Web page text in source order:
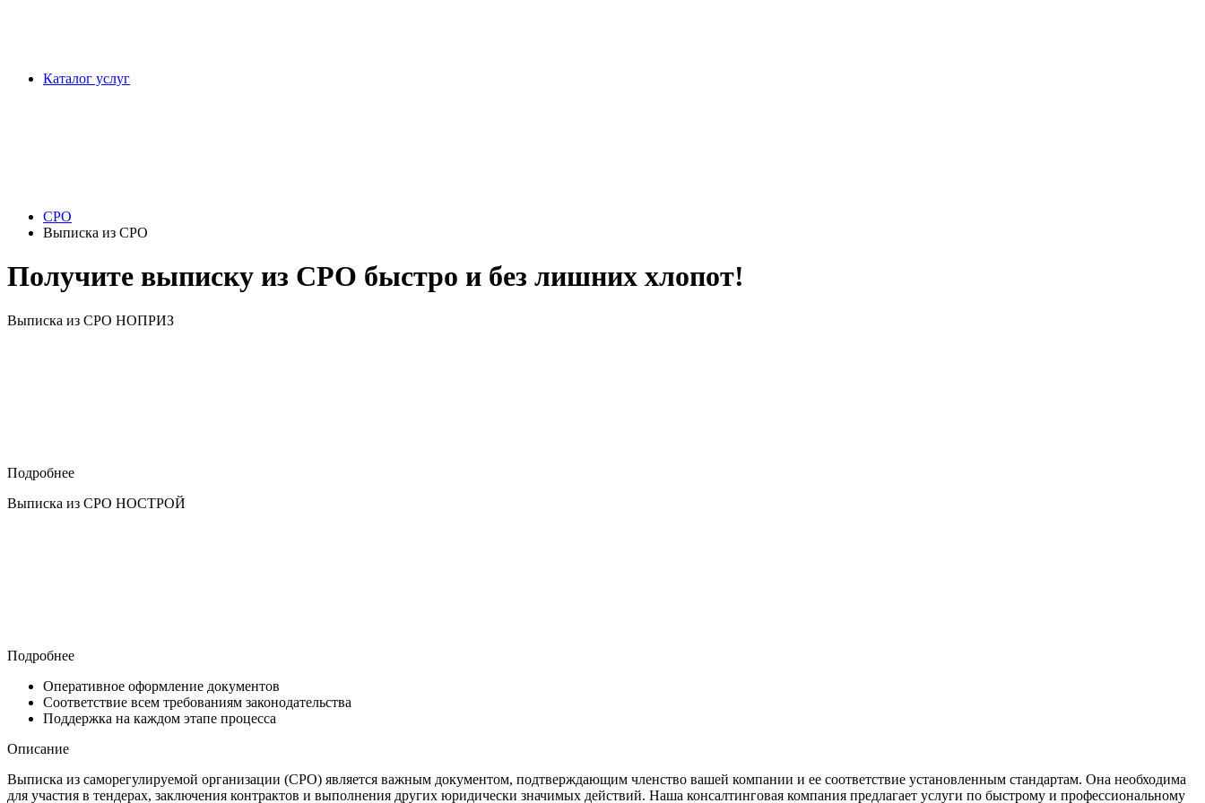
Каталог услуг
СРО
Выписка из СРО
Получите выписку из СРО быстро и без лишних хлопот!
Выписка из СРО НОПРИЗ
Подробнее
Выписка из СРО НОСТРОЙ
Подробнее
Оперативное оформление документов
Соответствие всем требованиям законодательства
Поддержка на каждом этапе процесса
Описание
Выписка из саморегулируемой организации (СРО) является важным документом, подтверждающим членство вашей компании и ее соответствие установленным стандартам. Она необходима
для участия в тендерах, заключения контрактов и выполнения других юридически значимых действий. Наша консалтинговая компания предлагает услуги по быстрому и профессиональному